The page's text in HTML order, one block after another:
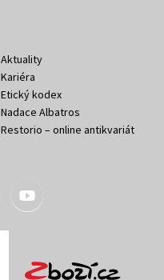
Aktuality
Kariéra
Etický kodex
Nadace Albatros
Restorio – online antikvariát